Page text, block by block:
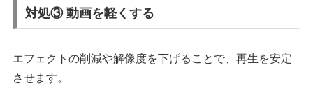
対処③ 動画を軽くする
エフェクトの削減や解像度を下げることで、再生を安定
させます。